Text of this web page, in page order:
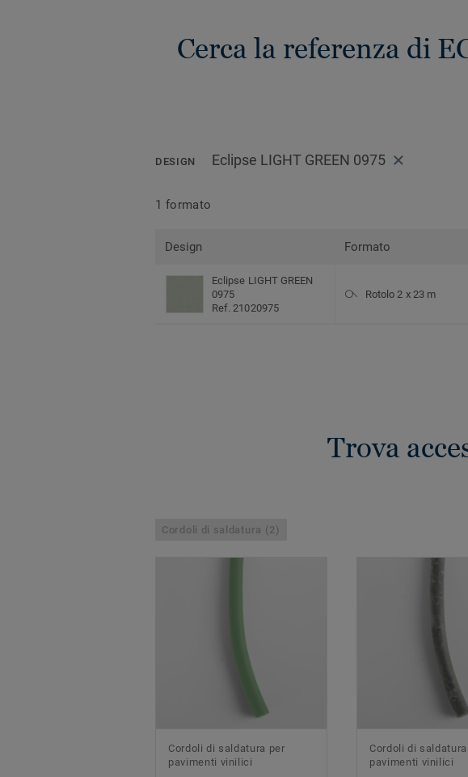
Cerca la referenza di
DESIGN Eclipse LIGHT GREEN 0975
1 formato
Design Formato
Eclipse LIGHT GREEN
0975
Ref. 21020975
Rotolo 2 x 23 m
Trova
Cordoli di saldatura (2)
Cordoli di saldatura per
pavimenti vinilici
Cordoli di
pavimenti vinilici